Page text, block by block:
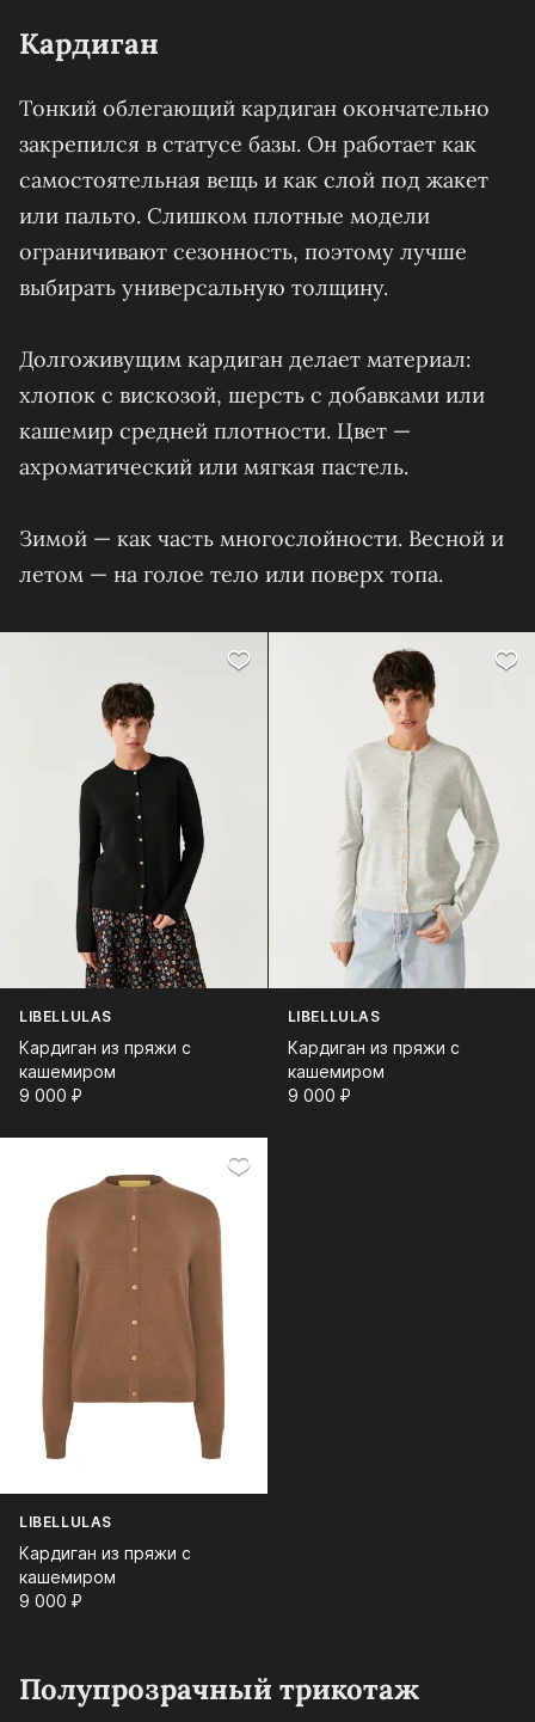
Кардиган
Тонкий облегающий кардиган окончательно
закрепился в статусе базы. Он работает как
самостоятельная вещь и как слой под жакет
или пальто. Слишком плотные модели
ограничивают сезонность, поэтому лучше
выбирать универсальную толщину.
Долгоживущим кардиган делает материал:
хлопок с вискозой, шерсть с добавками или
кашемир средней плотности. Цвет —
ахроматический или мягкая пастель.
Зимой — как часть многослойности. Весной и
летом — на голое тело или поверх топа.
LIBELLULAS
Кардиган из пряжи с
кашемиром
9 000⁠ ⁠₽
LIBELLULAS
Кардиган из пряжи с
кашемиром
9 000⁠ ⁠₽
LIBELLULAS
Кардиган из пряжи с
кашемиром
9 000⁠ ⁠₽
Полупрозрачный трикотаж